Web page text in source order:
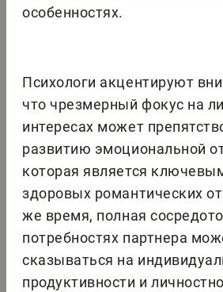
особенностях.
Психологи акцентируют
что чрезмерный фокус на
интересах может
развитию эмоциональной
которая является
здоровых романтических
же время, полная
потребностях партнера
сказываться на
продуктивности и